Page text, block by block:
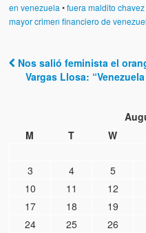
en venezuela •fuera maldito
mayor crimen financiero de
Post navigation
Nos salió feminista el
Vargas Llosa:
M
T W
3
4 5
10
11 12
17
18 19
24
25 26